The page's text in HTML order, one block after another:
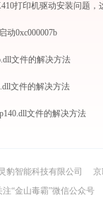
动0xc000007b
文件的解决方法
文件的解决方法
文件的解决方法
豹智能科技有限公司
京
注“金山毒霸”微信公众号